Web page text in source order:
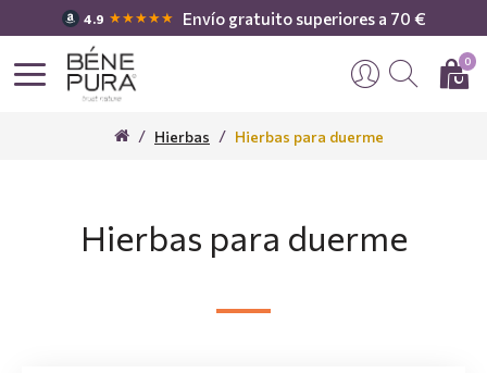
4.9 ★★★★★ Envío gratuito superiores a 70 €
0
Hierbas Hierbas para duerme
Hierbas para duerme